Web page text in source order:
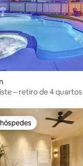
– retiro de 4
preferidos dos hóspedes